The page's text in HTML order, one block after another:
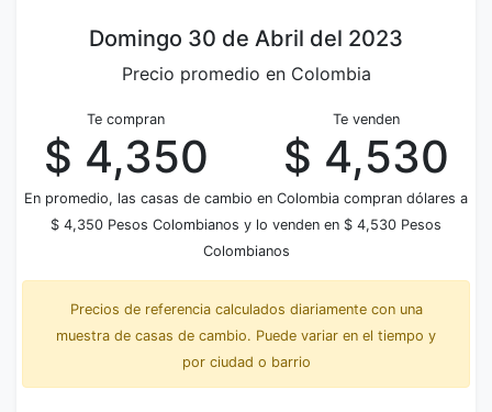
Domingo 30 de Abril del 2023
Precio promedio en Colombia
Te compran
$ 4,350
Te venden
$ 4,530
En promedio, las casas de cambio en Colombia compran dólares a
$ 4,350 Pesos Colombianos y lo venden en $ 4,530 Pesos
Colombianos
Precios de referencia calculados diariamente con una
muestra de casas de cambio. Puede variar en el tiempo y
por ciudad o barrio